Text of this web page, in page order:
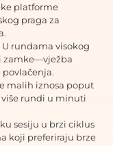
platforme
praga za
U rundama visokog
zamke—vježba
malih iznosa poput
rundi u minuti
sesiju u brzi ciklus
koji preferiraju brze